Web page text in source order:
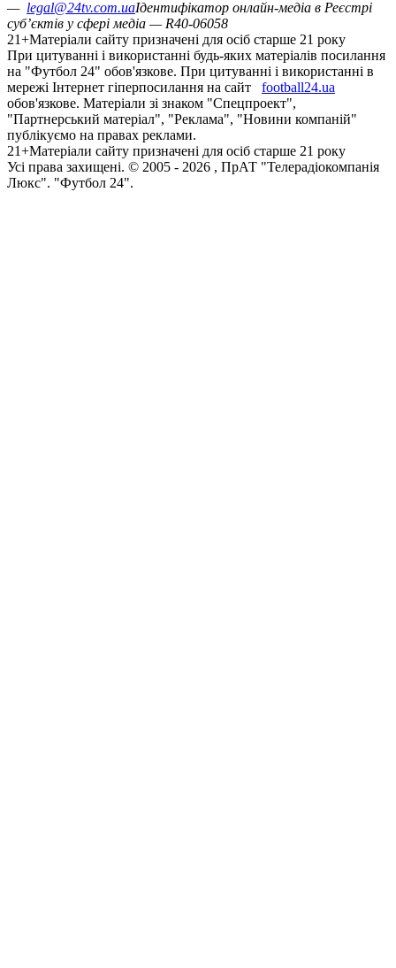
— legal@24tv.com.uaІдентифікатор онлайн-медіа в Реєстрі
суб’єктів у сфері медіа — R40-06058
21+Матеріали сайту призначені для осіб старше 21 року
При цитуванні і використанні будь-яких матеріалів посилання
на "Футбол 24" обов'язкове. При цитуванні і використанні в
мережі Інтернет гіперпосилання на сайт
football24.ua
обов'язкове. Матеріали зі знаком "Спецпроект",
"Партнерський матеріал", "Реклама", "Новини компаній"
публікуємо на правах реклами.
21+Матеріали сайту призначені для осіб старше 21 року
Усi права захищенi. © 2005 - 2026 , ПрАТ "Телерадіокомпанія
Люкс". "Футбол 24".